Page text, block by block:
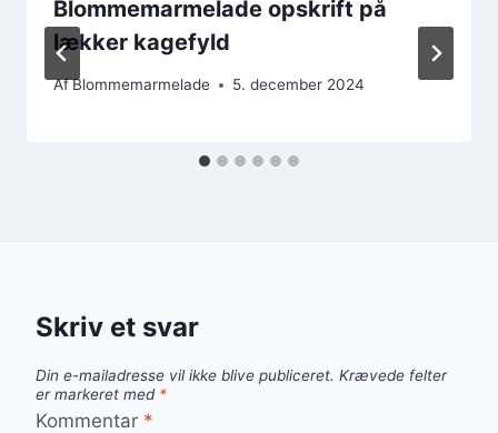
Blommemarmelade opskrift på
lækker kagefyld
AfBlommemarmelade 5. december 2024
Skriv et svar
Din e-mailadresse vil ikke blive publiceret. Krævede felter
er markeret med *
Kommentar *